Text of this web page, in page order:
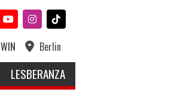
WIN Berlin
LESBERANZA